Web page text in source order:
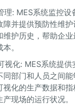
理: MES系统监控设
障并提供预防性维
维护历史，帮助企
。
视化: MES系统提供
同部门和人员之间
视化的生产数据和
现场的运行状况。